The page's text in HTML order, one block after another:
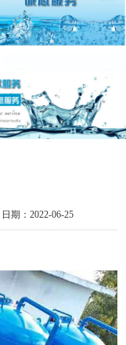
日期：2022-06-25